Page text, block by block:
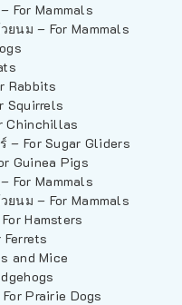
For Mammals
ยนม – For Mammals
Rabbits
Squirrels
Chinchillas
– For Sugar Gliders
Guinea Pigs
For Mammals
ยนม – For Mammals
Hamsters
Ferrets
and Mice
Prairie Dogs